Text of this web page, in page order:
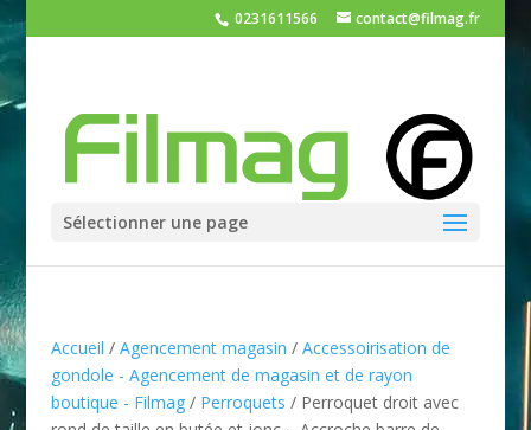
0231611566 contact@filmag.fr
Sélectionner une page
Accueil / Agencement magasin / Accessoirisation de
gondole - Agencement de magasin et de rayon
boutique - Filmag/ Perroquets / Perroquet droit avec